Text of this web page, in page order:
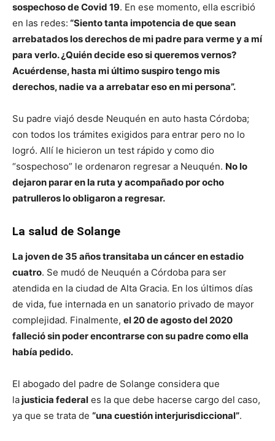
sospechoso de Covid 19. En ese momento, ella escribió
en las redes: “Siento tanta impotencia de que sean
arrebatados los derechos de mi padre para verme y a mí
para verlo. ¿Quién decide eso si queremos vernos?
Acuérdense, hasta mi último suspiro tengo mis
derechos, nadie va a arrebatar eso en mi persona”.
Su padre viajó desde Neuquén en auto hasta Córdoba;
con todos los trámites exigidos para entrar pero no lo
logró. Allí le hicieron un test rápido y como dio
“sospechoso” le ordenaron regresar a Neuquén. No lo
dejaron parar en la ruta y acompañado por ocho
patrulleros lo obligaron a regresar.
La salud de Solange
La joven de 35 años transitaba un cáncer en estadio
cuatro. Se mudó de Neuquén a Córdoba para ser
atendida en la ciudad de Alta Gracia. En los últimos días
de vida, fue internada en un sanatorio privado de mayor
complejidad. Finalmente, el 20 de agosto del 2020
falleció sin poder encontrarse con su padre como ella
había pedido.
El abogado del padre de Solange considera que
lajusticia federal es la que debe hacerse cargo del caso,
ya que se trata de “una cuestión interjurisdiccional”.